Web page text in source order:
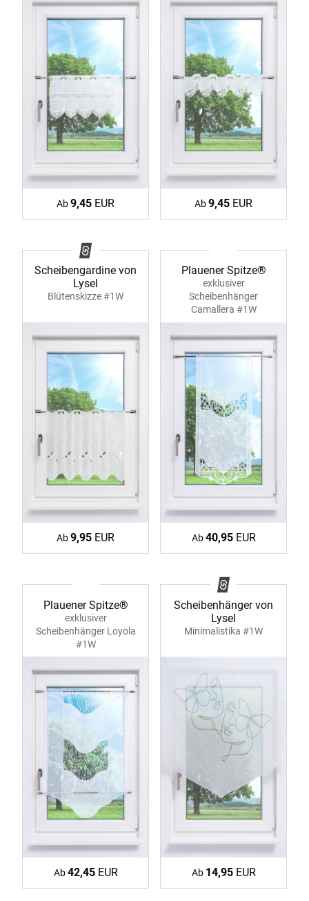
Ab9,45 EUR Ab9,45 EUR
Scheibengardine von
Lysel
Blütenskizze #1W
Ab9,95 EUR
Plauener Spitze®
exklusiver
Scheibenhänger
Camallera #1W
Ab40,95EUR
Plauener Spitze®
exklusiver
Scheibenhänger Loyola
#1W
Ab42,45EUR
Scheibenhänger von
Lysel
Minimalistika #1W
Ab 14,95EUR